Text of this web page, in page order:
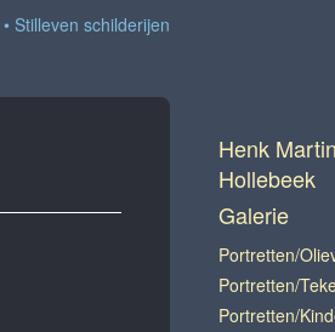
Stilleven schilderijen
Henk Martin
Hollebeek
Galerie
Portretten/
Portretten/
Portretten/